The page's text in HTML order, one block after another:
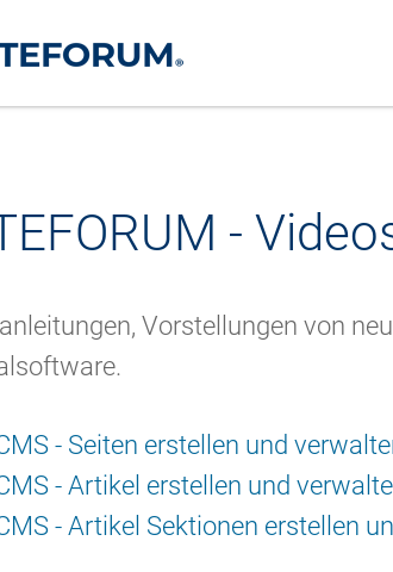
-
Vorstellungen von
- Seiten erstellen und
- Artikel erstellen und
- Artikel Sektionen erstellen